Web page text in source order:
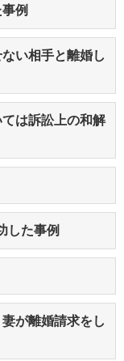
例
い相手と離婚し
は訴訟上の和解
した事例
が離婚請求をし